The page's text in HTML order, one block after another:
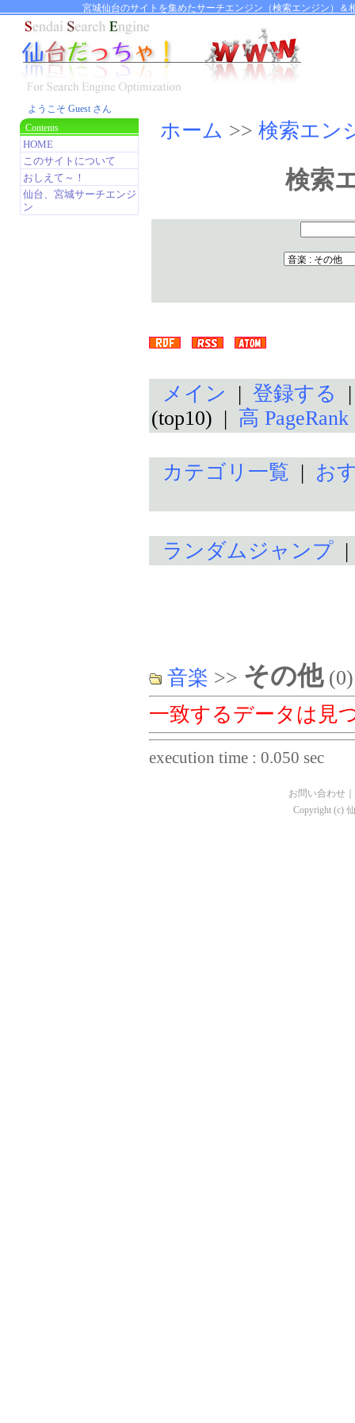
宮城仙台のサイトを集めたサーチエンジン（検索エンジン）
ようこそ Guest さん
Contents
HOME
このサイトについて
おしえて～！
仙台、宮城サーチエンジ
ン
ホーム >> 検索エン
検索
メイン | 登録する
(top10) | 高
カテゴリ一覧 | お
ランダムジャンプ
音楽 >> その他(0)
一致するデータは見
execution time : 0.050 sec
お問い合わせ
Copyright (c)